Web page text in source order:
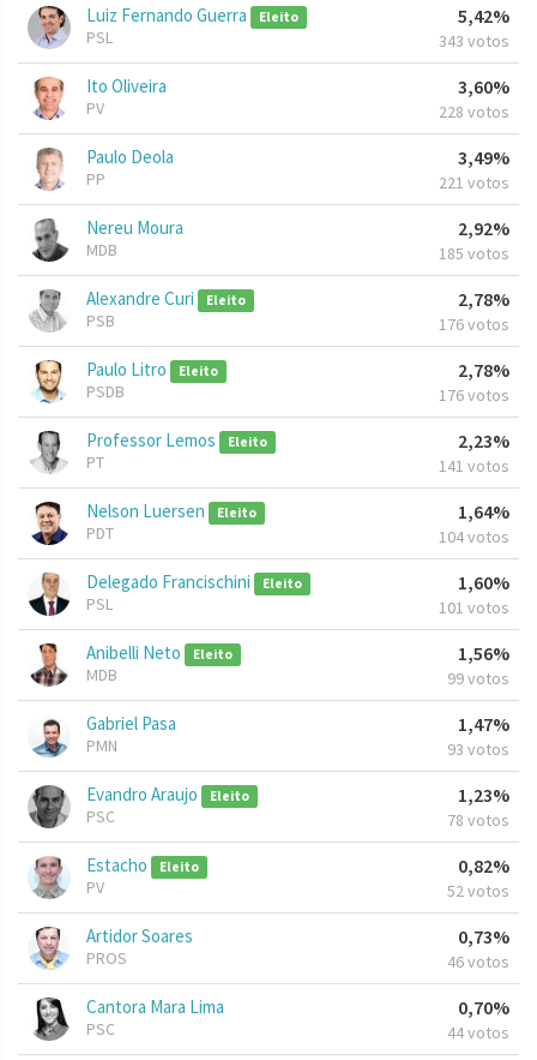
Luiz Fernando Guerra Eleito
PSL
5,42%
343 votos
Ito Oliveira
PV
3,60%
228 votos
Paulo Deola
PP
3,49%
221 votos
Nereu Moura
MDB
2,92%
185 votos
Alexandre Curi Eleito
PSB
2,78%
176 votos
Paulo Litro Eleito
PSDB
2,78%
176 votos
Professor Lemos Eleito
PT
2,23%
141 votos
Nelson Luersen Eleito
PDT
1,64%
104 votos
Delegado Francischini Eleito
PSL
1,60%
101 votos
Anibelli Neto Eleito
MDB
1,56%
99 votos
Gabriel Pasa
PMN
1,47%
93 votos
Evandro Araujo Eleito
PSC
1,23%
78 votos
Estacho Eleito
PV
0,82%
52 votos
Artidor Soares
PROS
0,73%
46 votos
Cantora Mara Lima
PSC
0,70%
44 votos